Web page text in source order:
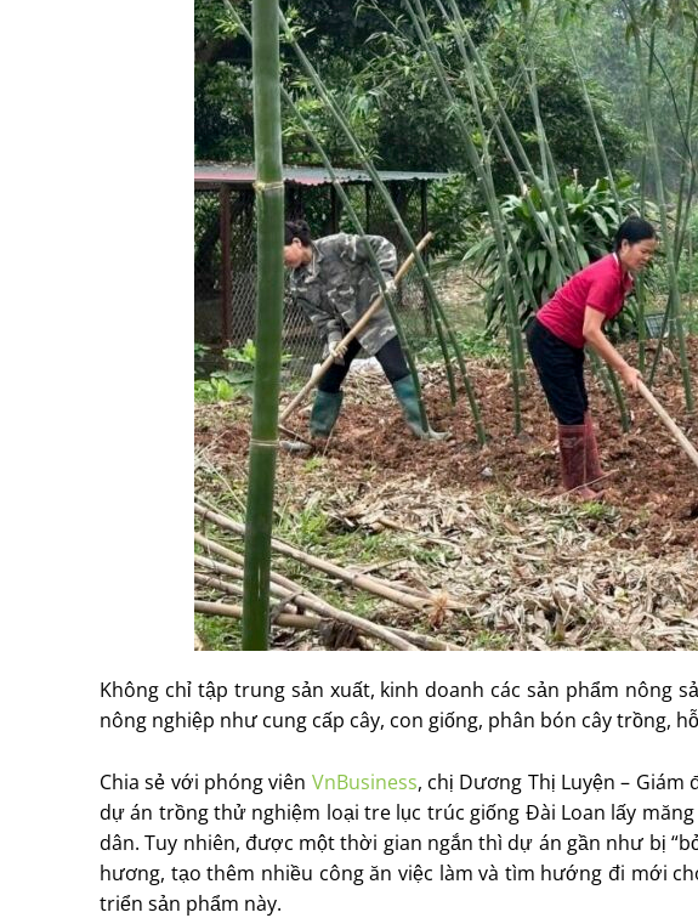
Không chỉ tập trung sản xuất, kinh doanh các sản phẩm nông
nông nghiệp như cung cấp cây, con giống, phân bón cây trồng,
Chia sẻ với phóng viên VnBusiness, chị Dương Thị Luyện – Giám
dự án trồng thử nghiệm loại tre lục trúc giống Đài Loan lấy
dân. Tuy nhiên, được một thời gian ngắn thì dự án gần như bị
hương, tạo thêm nhiều công ăn việc làm và tìm hướng đi mới
triển sản phẩm này.